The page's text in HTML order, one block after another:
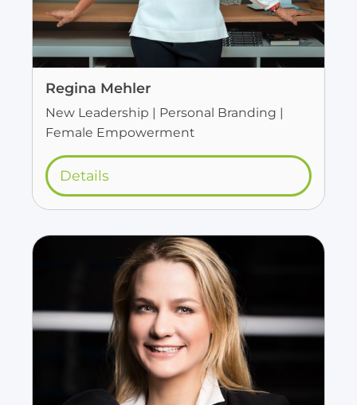
Regina Mehler
New Leadership | Personal Branding |
Female Empowerment
Details